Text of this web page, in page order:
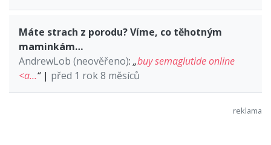
Máte strach z porodu? Víme, co těhotným
maminkám…
AndrewLob (neověřeno): „buy semaglutide online
<a…“| před 1 rok 8 měsíců